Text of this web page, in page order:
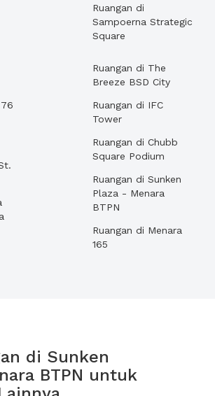
Ruangan di
Sampoerna Strategic
Square
Ruangan di The
Breeze BSD City
Ruangan di IFC
Tower
Ruangan di Chubb
Square Podium
Ruangan di Sunken
Plaza - Menara
BTPN
Ruangan di Menara
165
di Sunken
BTPN untuk